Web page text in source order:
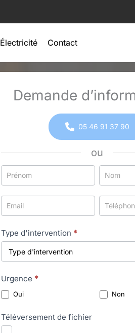
Électricité Contact
Demande
05 46 91 37 90
ou
Formulaire
simple
avec
téléphone
Type d'intervention *
Urgence *
Oui Non
Téléversement de fichier